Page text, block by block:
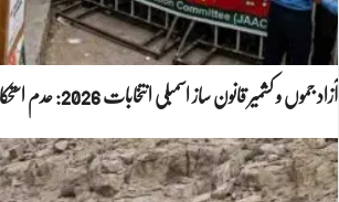
آزاد جموں و کشمیر قانون ساز اسمبلی انتخابات 2026: عدم استحکام، آئینی بحران اور…